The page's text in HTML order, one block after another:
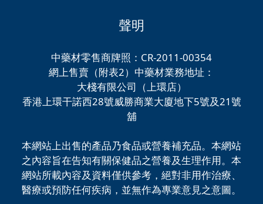
聲明
中藥材零售商牌照：CR-2011-00354
網上售賣（附表2）中藥材業務地址：
大棧有限公司（上環店）
香港上環干諾西28號威勝商業大廈地下5號及21號
舖
本網站上出售的產品乃食品或營養補充品。本網站
之內容旨在告知有關保健品之營養及生理作用。本
網站所載內容及資料僅供參考，絕對非用作治療、
醫療或預防任何疾病，並無作為專業意見之意圖。